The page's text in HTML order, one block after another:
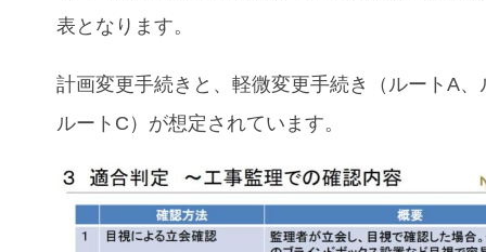
表となります。
計画変更手続きと、軽微変更手続き（ルートA、
ルートC）が想定されています。